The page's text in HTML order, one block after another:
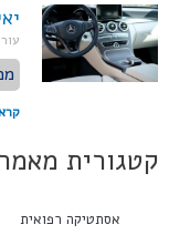
קטגורית
אסתטיקה רפואית